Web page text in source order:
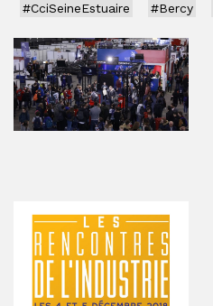
#CciSeineEstuaire
#Bercy